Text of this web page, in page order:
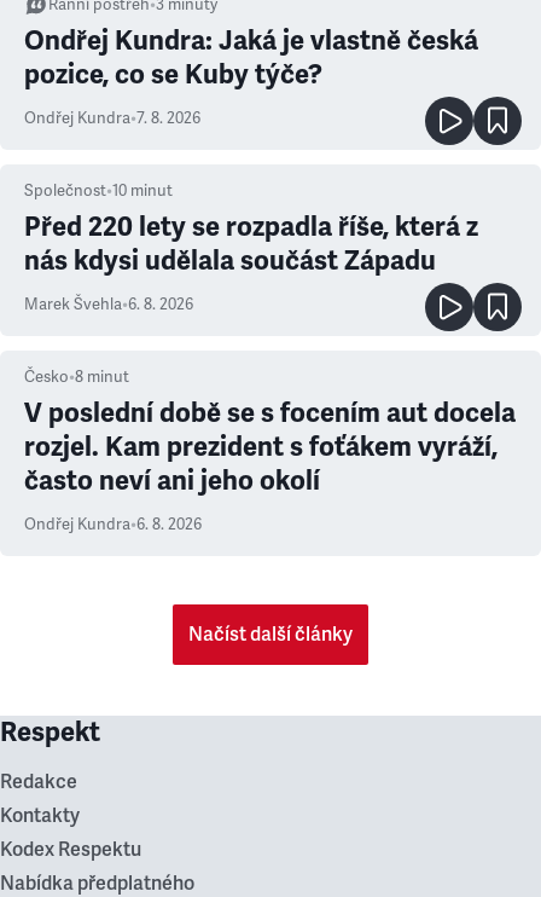
Ranní postřeh•3 minuty
Ondřej Kundra: Jaká je vlastně česká
pozice, co se Kuby týče?
Ondřej Kundra•7. 8. 2026
Společnost•10 minut
Před 220 lety se rozpadla říše, která z
nás kdysi udělala součást Západu
Marek Švehla•6. 8. 2026
Česko•8 minut
V poslední době se s focením aut docela
rozjel. Kam prezident s foťákem vyráží,
často neví ani jeho okolí
Ondřej Kundra•6. 8. 2026
Načíst další články
Respekt
Redakce
Kontakty
Kodex Respektu
Nabídka předplatného